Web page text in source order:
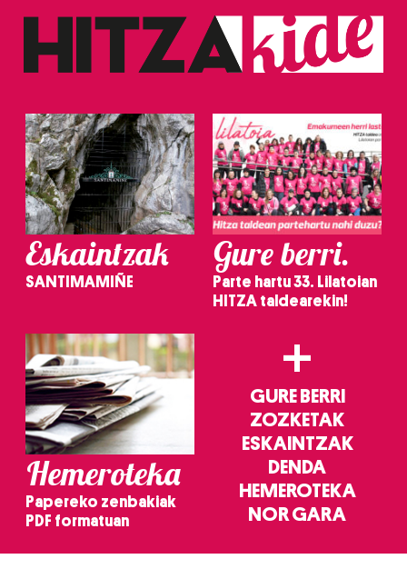
Eskaintzak
SANTIMAMIÑE
Gure berri.
Parte hartu 33. Lilatoian
HITZA taldearekin!
Hemeroteka
Papereko zenbakiak
PDF formatuan
+
GURE BERRI
ZOZKETAK
ESKAINTZAK
DENDA
HEMEROTEKA
NOR GARA